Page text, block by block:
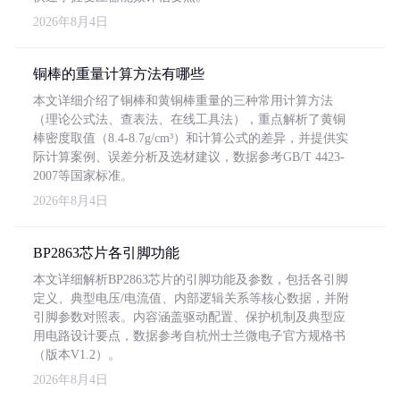
2026年8月4日
铜棒的重量计算方法有哪些
本文详细介绍了铜棒和黄铜棒重量的三种常用计算方法
（理论公式法、查表法、在线工具法），重点解析了黄铜
棒密度取值（8.4-8.7g/cm³）和计算公式的差异，并提供实
际计算案例、误差分析及选材建议，数据参考GB/T 4423-
2007等国家标准。
2026年8月4日
BP2863芯片各引脚功能
本文详细解析BP2863芯片的引脚功能及参数，包括各引脚
定义、典型电压/电流值、内部逻辑关系等核心数据，并附
引脚参数对照表。内容涵盖驱动配置、保护机制及典型应
用电路设计要点，数据参考自杭州士兰微电子官方规格书
（版本V1.2）。
2026年8月4日